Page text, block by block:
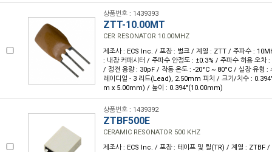
상품번호 : 1439393
ZTT-10.00MT
CER RESONATOR 10.00MHZ
제조사 : ECS Inc. / 포장 : 벌크 / 계열 : ZTT / 주파수 :
: 내장 커패시터 / 주파수 안정도 : ±0.3% / 주파수 허용 오차
/ 정전 용량 : 30pF / 작동 온도 : -20°C ~ 80°C / 실장 유형 :
레이디얼 - 3 리드(Lead), 2.50mm 피치 / 크기/치수 :
m x 5.00mm) / 높이 : 0.394"(10.00mm)
상품번호 : 1439392
ZTBF500E
CERAMIC RESONATOR 500 KHZ
제조사 : ECS Inc. / 포장 : 테이프 및 릴(TR) / 계열 : ZTBF